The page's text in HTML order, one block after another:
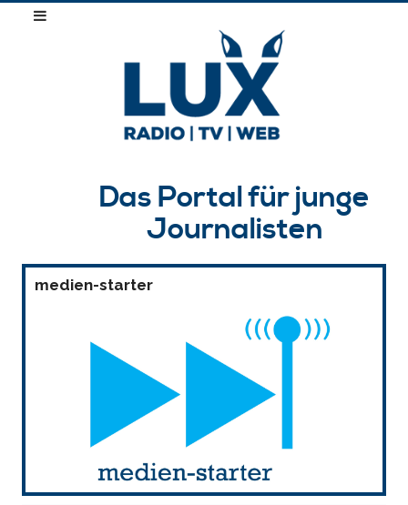
Das Portal für junge
Journalisten
medien-starter